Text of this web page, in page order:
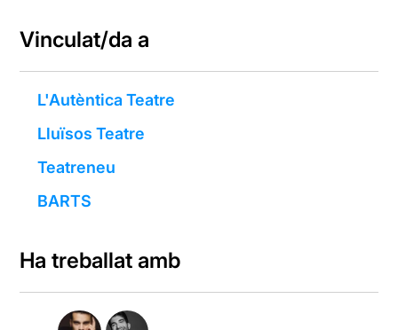
Vinculat/da a
L'Autèntica Teatre
Lluïsos Teatre
Teatreneu
BARTS
Ha treballat amb